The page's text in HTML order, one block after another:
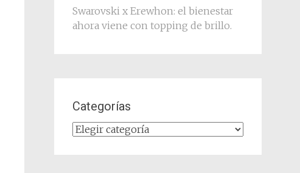
Swarovski x Erewhon: el bienestar
ahora viene con topping de brillo.
Categorías
Categorías